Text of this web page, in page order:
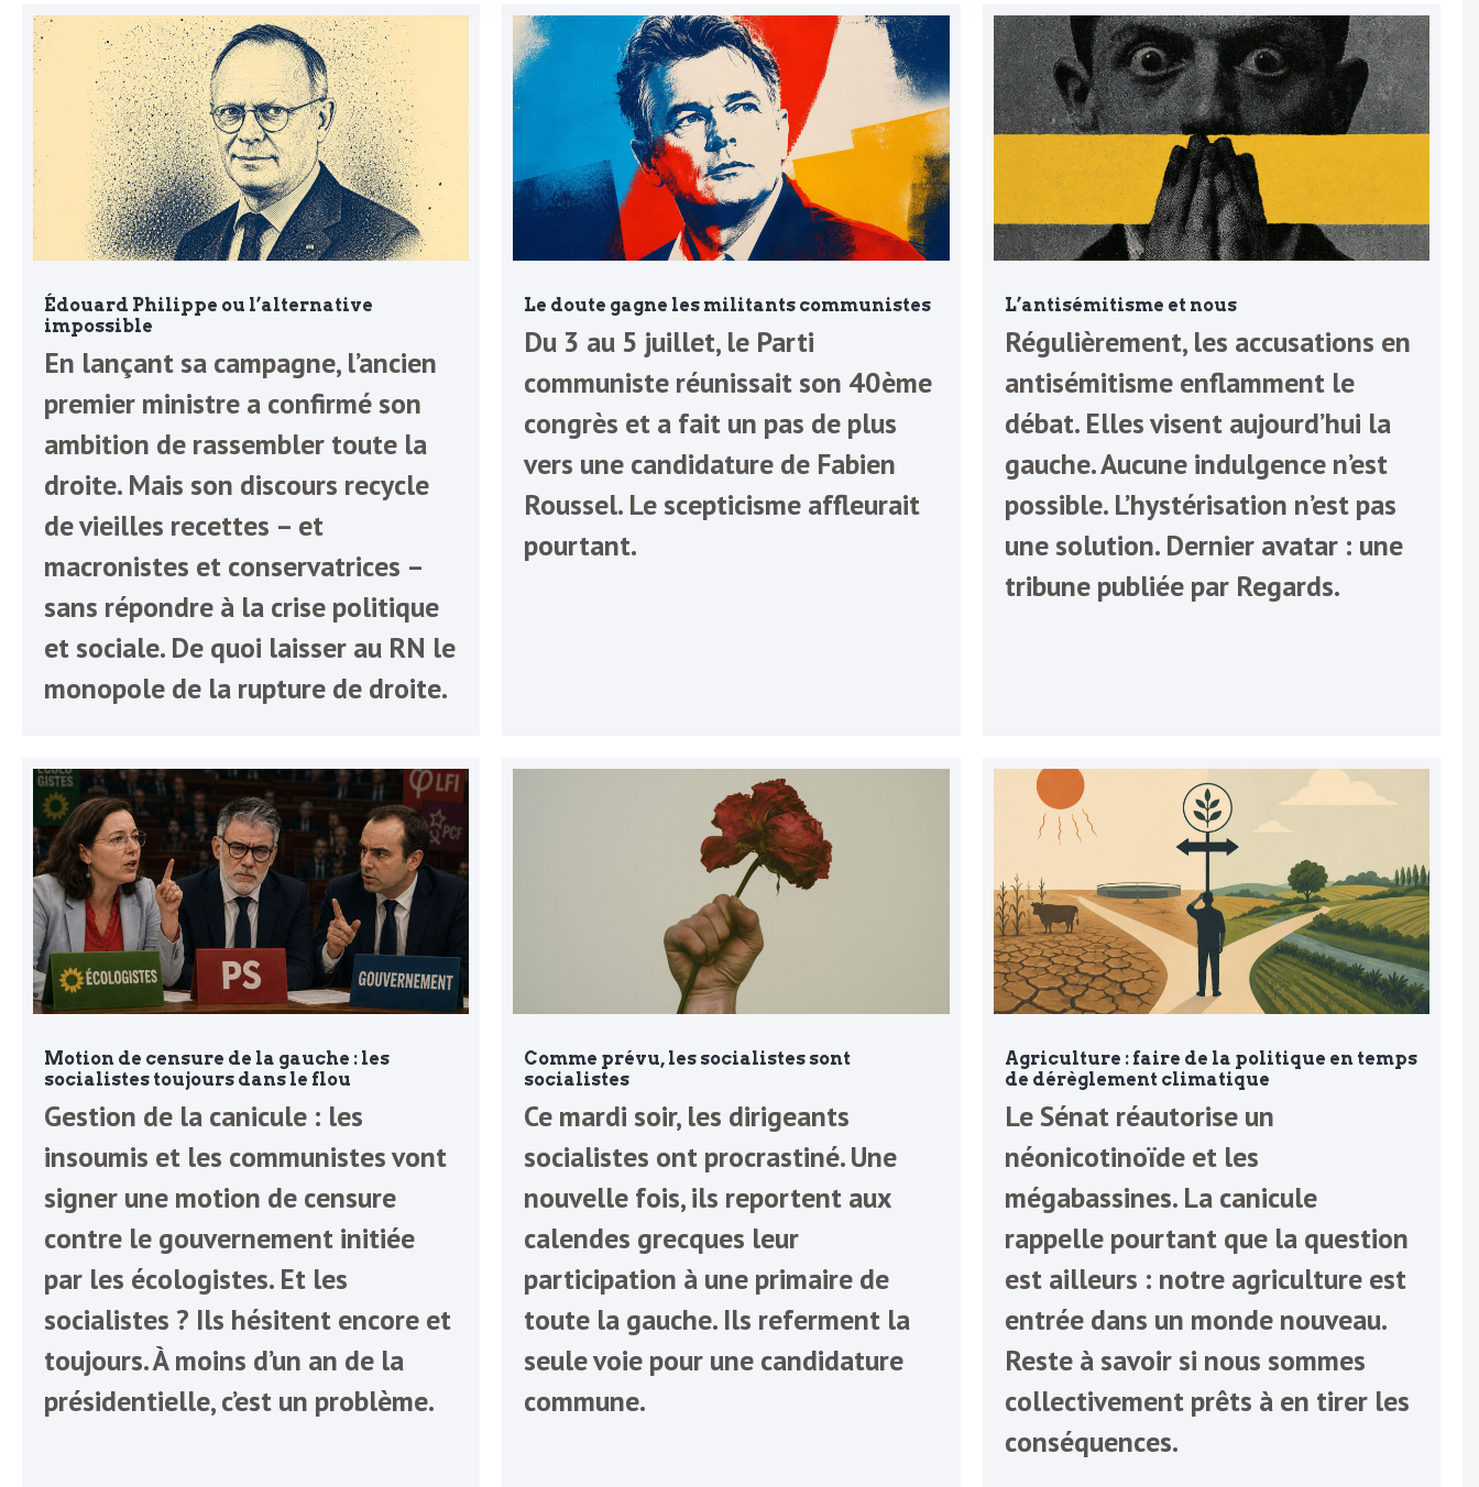
L
e
t
t
r
e
d
e
R
e
g
a
r
d
s
Édouard Philippe ou l’alternative
impossible
En lançant sa campagne, l’ancien
premier ministre a confirmé son
ambition de rassembler toute la
droite. Mais son discours recycle
de vieilles recettes – et
macronistes et conservatrices –
sans répondre à la crise politique
et sociale. De quoi laisser au RN le
monopole de la rupture de droite.
Le doute gagne les militants communistes
Du 3 au 5 juillet, le Parti
communiste réunissait son 40ème
congrès et a fait un pas de plus
vers une candidature de Fabien
Roussel. Le scepticisme affleurait
pourtant.
L’antisémitisme et nous
Régulièrement, les accusations en
antisémitisme enflamment le
débat. Elles visent aujourd’hui la
gauche. Aucune indulgence n’est
possible. L’hystérisation n’est pas
une solution. Dernier avatar : une
tribune publiée par Regards.
Motion de censure de la gauche : les
socialistes toujours dans le flou
Gestion de la canicule : les
insoumis et les communistes vont
signer une motion de censure
contre le gouvernement initiée
par les écologistes. Et les
socialistes ? Ils hésitent encore et
toujours. À moins d’un an de la
présidentielle, c’est un problème.
Comme prévu, les socialistes sont
socialistes
Ce mardi soir, les dirigeants
socialistes ont procrastiné. Une
nouvelle fois, ils reportent aux
calendes grecques leur
participation à une primaire de
toute la gauche. Ils referment la
seule voie pour une candidature
commune.
Agriculture : faire de la politique en temps
de dérèglement climatique
Le Sénat réautorise un
néonicotinoïde et les
mégabassines. La canicule
rappelle pourtant que la question
est ailleurs : notre agriculture est
entrée dans un monde nouveau.
Reste à savoir si nous sommes
collectivement prêts à en tirer les
conséquences.